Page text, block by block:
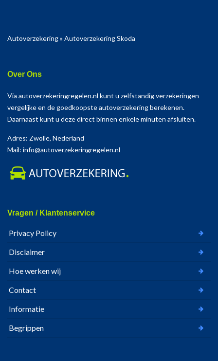
Autoverzekering» Autoverzekering Skoda
Over Ons
Via autoverzekeringregelen.nl kunt u zelfstandig verzekeringen
vergelijke en de goedkoopste autoverzekering berekenen.
Daarnaast kunt u deze direct binnen enkele minuten afsluiten.
Adres: Zwolle, Nederland
Mail: info@autoverzekeringregelen.nl
Vragen / Klantenservice
Privacy Policy
Disclaimer
Hoe werken wij
Contact
Informatie
Begrippen